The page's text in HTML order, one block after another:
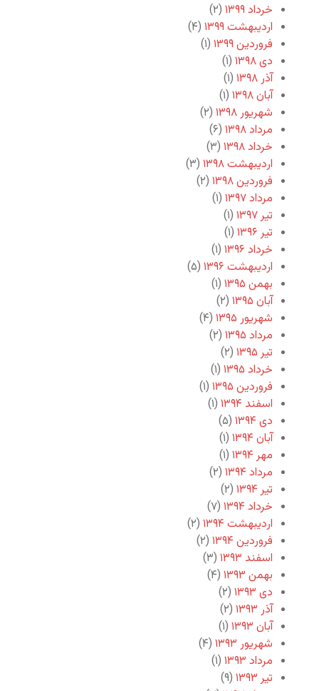
خرداد ۱۳۹۹
(۲)
اردیبهشت ۱۳۹۹
(۴)
فروردین ۱۳۹۹
(۱)
دی ۱۳۹۸
(۱)
آذر ۱۳۹۸
(۱)
آبان ۱۳۹۸
(۱)
شهریور ۱۳۹۸
(۲)
مرداد ۱۳۹۸
(۶)
خرداد ۱۳۹۸
(۳)
اردیبهشت ۱۳۹۸
(۳)
فروردین ۱۳۹۸
(۲)
مرداد ۱۳۹۷
(۱)
تیر ۱۳۹۷
(۱)
تیر ۱۳۹۶
(۱)
خرداد ۱۳۹۶
(۱)
اردیبهشت ۱۳۹۶
(۵)
بهمن ۱۳۹۵
(۱)
آبان ۱۳۹۵
(۲)
شهریور ۱۳۹۵
(۴)
مرداد ۱۳۹۵
(۲)
تیر ۱۳۹۵
(۲)
خرداد ۱۳۹۵
(۱)
فروردین ۱۳۹۵
(۱)
اسفند ۱۳۹۴
(۱)
دی ۱۳۹۴
(۵)
آبان ۱۳۹۴
(۱)
مهر ۱۳۹۴
(۱)
مرداد ۱۳۹۴
(۲)
تیر ۱۳۹۴
(۲)
خرداد ۱۳۹۴
(۷)
اردیبهشت ۱۳۹۴
(۲)
فروردین ۱۳۹۴
(۲)
اسفند ۱۳۹۳
(۳)
بهمن ۱۳۹۳
(۴)
دی ۱۳۹۳
(۲)
آذر ۱۳۹۳
(۲)
آبان ۱۳۹۳
(۱)
شهریور ۱۳۹۳
(۴)
مرداد ۱۳۹۳
(۱)
تیر ۱۳۹۳
(۹)